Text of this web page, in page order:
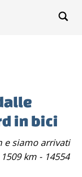
in bici
km - 14554